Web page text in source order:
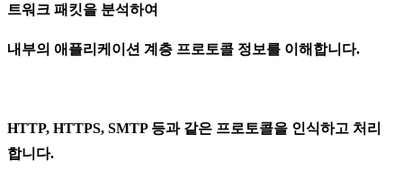
트워크 패킷을 분석하여
내부의 애플리케이션 계층 프로토콜 정보를 이해합니다.
HTTP, HTTPS, SMTP 등과 같은 프로토콜을 인식하고 처리
합니다.